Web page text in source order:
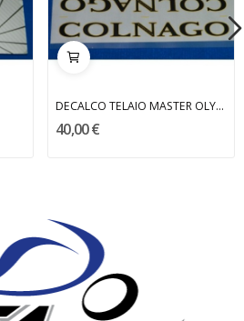
DECALCO TELAIO MASTER OLYMPIC COLNAGO
40,00 €